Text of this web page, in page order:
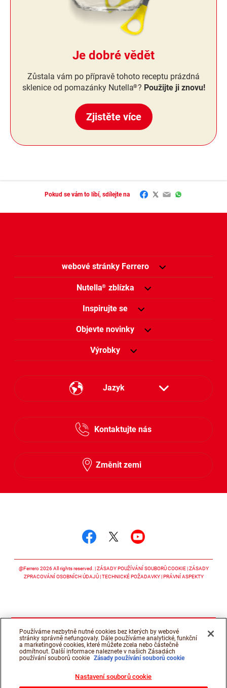
Je dobré vědět
Zůstala vám po přípravě tohoto receptu prázdná
sklenice od pomazánky Nutella®? Použijte ji znovu!
Zjistěte více
Pokud se vám to líbí, sdílejte na Facebook
Twitter
EmailWhatsApp
webové stránky Ferrero
Nutella® zblízka
Inspirujte se
Objevte novinky
Výrobky
Jazyk
Česky
Kontaktujte nás
Změnit zemi
@Ferrero 2026 All rights reserved. ZÁSADY POUŽÍVÁNÍ SOUBORŮ COOKIE ZÁSADY
ZPRACOVÁNÍ OSOBNÍCH ÚDAJŮ TECHNICKÉ POŽADAVKY PRÁVNÍ ASPEKTY
Používáme nezbytně nutné cookies bez kterých by webové
stránky správně nefungovaly. Dále používáme analytické, funkční
a marketingové cookies, které můžete zcela nebo částečně
odmítnout. Další informace naleznete v našich Zásadách
používání souborů cookie Zásady používání souborů cookie
Nastavení souborů cookie